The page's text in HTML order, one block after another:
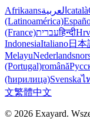
Afrikaansالعربية català
(Latinoamérica)
(France)עבריתहिन्दी
IndonesiaItaliano日本
MelayuNederlands
(Portugal)română
(ћирилица)Svenskaไ
文繁體中文
© 2026 Exayard.